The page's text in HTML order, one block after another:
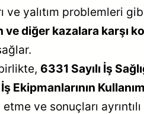
ve yalıtım problemleri
ve diğer kazalara karşı
6331 Sayılı İş
İş Ekipmanlarının
ve sonuçları